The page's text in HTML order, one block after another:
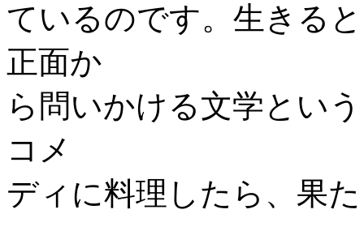
ているのです。生きる
正面か
ら問いかける文学とい
コメ
ディに料理したら、果